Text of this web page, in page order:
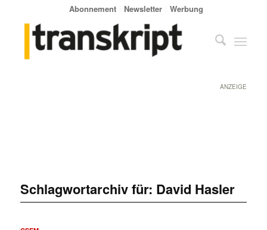
Abonnement Newsletter Werbung
ANZEIGE
Schlagwortarchiv für: David Hasler